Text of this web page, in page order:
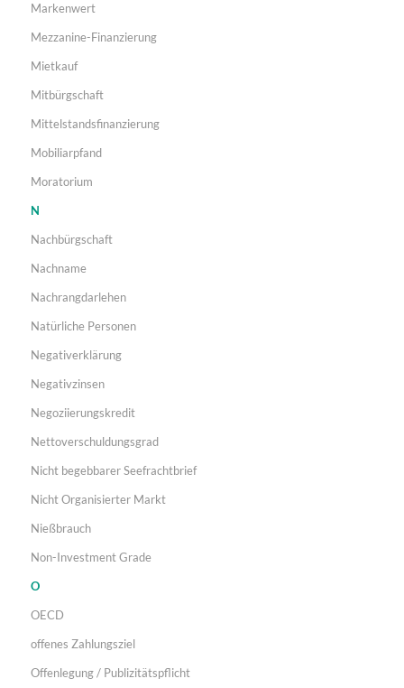
Markenwert
Mezzanine-Finanzierung
Mietkauf
Mitbürgschaft
Mittelstandsfinanzierung
Mobiliarpfand
Moratorium
N
Nachbürgschaft
Nachname
Nachrangdarlehen
Natürliche Personen
Negativerklärung
Negativzinsen
Negoziierungskredit
Nettoverschuldungsgrad
Nicht begebbarer Seefrachtbrief
Nicht Organisierter Markt
Nießbrauch
Non-Investment Grade
O
OECD
offenes Zahlungsziel
Offenlegung / Publizitätspflicht